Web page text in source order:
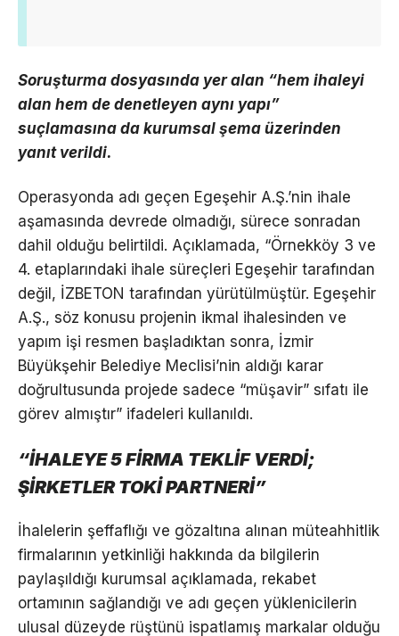
Soruşturma dosyasında yer alan “hem ihaleyi
alan hem de denetleyen aynı yapı”
suçlamasına da kurumsal şema üzerinden
yanıt verildi.
Operasyonda adı geçen Egeşehir A.Ş.’nin ihale
aşamasında devrede olmadığı, sürece sonradan
dahil olduğu belirtildi. Açıklamada, “Örnekköy 3 ve
4. etaplarındaki ihale süreçleri Egeşehir tarafından
değil, İZBETON tarafından yürütülmüştür. Egeşehir
A.Ş., söz konusu projenin ikmal ihalesinden ve
yapım işi resmen başladıktan sonra, İzmir
Büyükşehir Belediye Meclisi’nin aldığı karar
doğrultusunda projede sadece “müşavir” sıfatı ile
görev almıştır” ifadeleri kullanıldı.
“İHALEYE 5 FİRMA TEKLİF VERDİ;
ŞİRKETLER TOKİ PARTNERİ”
İhalelerin şeffaflığı ve gözaltına alınan müteahhitlik
firmalarının yetkinliği hakkında da bilgilerin
paylaşıldığı kurumsal açıklamada, rekabet
ortamının sağlandığı ve adı geçen yüklenicilerin
ulusal düzeyde rüştünü ispatlamış markalar olduğu